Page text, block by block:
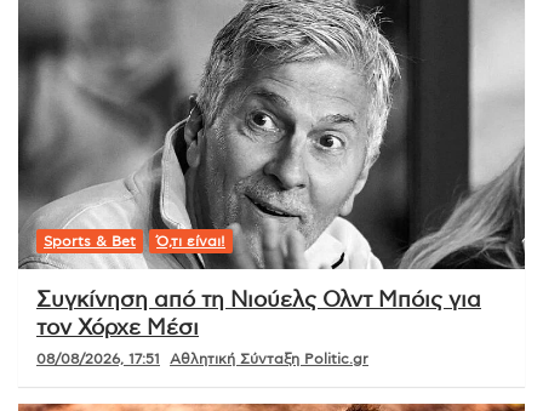
Sports & Bet Ό,τι είναι!
Συγκίνηση από τη Νιούελς Ολντ Μπόις για
τον Χόρχε Μέσι
08/08/2026, 17:51 Αθλητική Σύνταξη Politic.gr